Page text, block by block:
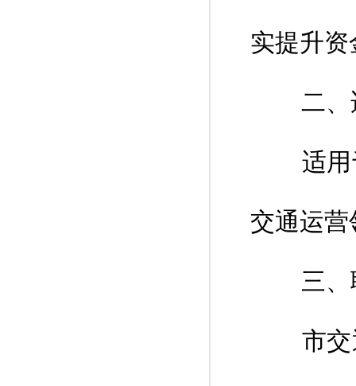
实提升
二、
适用于
交通运
三、
市交通